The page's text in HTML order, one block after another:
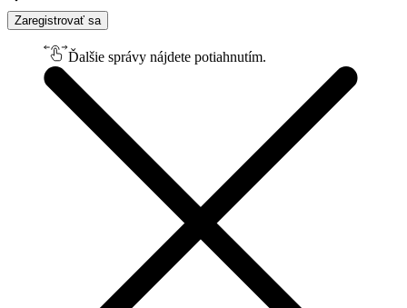
Zaregistrovať sa
Ďalšie správy nájdete potiahnutím.